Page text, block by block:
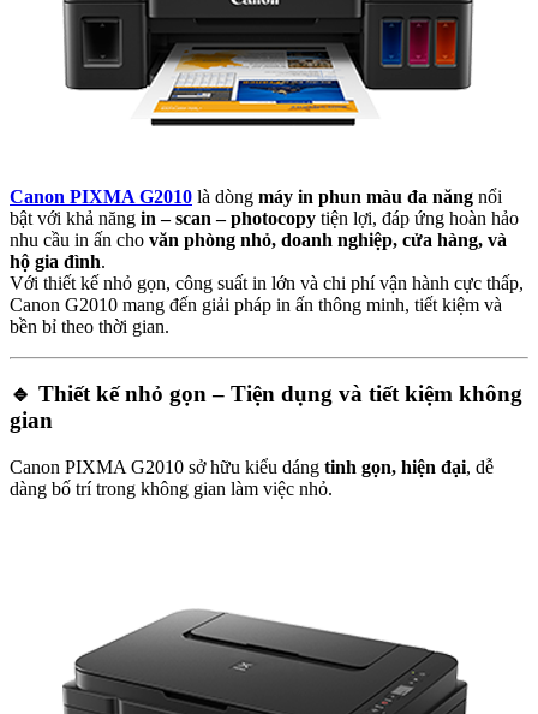
Canon PIXMA G2010 là dòng máy in phun màu đa năng nổi
bật với khả năng in – scan – photocopy tiện lợi, đáp ứng hoàn hảo
nhu cầu in ấn cho văn phòng nhỏ, doanh nghiệp, cửa hàng, và
hộ gia đình.
Với thiết kế nhỏ gọn, công suất in lớn và chi phí vận hành cực thấp,
Canon G2010 mang đến giải pháp in ấn thông minh, tiết kiệm và
bền bỉ theo thời gian.
🔹 Thiết kế nhỏ gọn – Tiện dụng và tiết kiệm không
gian
Canon PIXMA G2010 sở hữu kiểu dáng tinh gọn, hiện đại, dễ
dàng bố trí trong không gian làm việc nhỏ.